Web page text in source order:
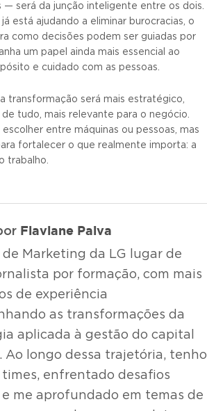
— será da junção inteligente entre os dois.
está ajudando a eliminar burocracias, o
como decisões podem ser guiadas por
um papel ainda mais essencial ao
e cuidado com as pessoas.
transformação será mais estratégico,
de tudo, mais relevante para o negócio.
entre máquinas ou pessoas, mas
fortalecer o que realmente importa: a
trabalho.
Flaviane Paiva
Marketing da LG lugar de
por formação, com mais
de experiência
as transformações da
aplicada à gestão do capital
Ao longo dessa trajetória, tenho
times, enfrentado desafios
e me aprofundado em temas de